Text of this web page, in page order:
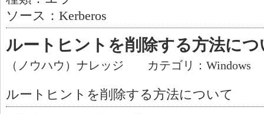
ソース：Kerberos
ルートヒントを削除する方法につ
（ノウハウ）ナレッジ カテゴリ：Windows
ルートヒントを削除する方法について